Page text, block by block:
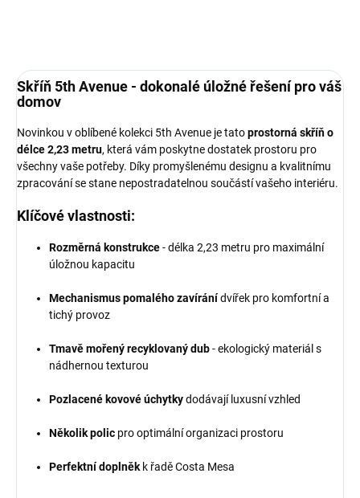
Skříň 5th Avenue - dokonalé úložné řešení pro váš
domov
Novinkou v oblíbené kolekci 5th Avenue je tatoprostorná skříň o
délce 2,23 metru, která vám poskytne dostatek prostoru pro
všechny vaše potřeby. Díky promyšlenému designu a kvalitnímu
zpracování se stane nepostradatelnou součástí vašeho interiéru.
Klíčové vlastnosti:
Rozměrná konstrukce- délka 2,23 metru pro maximální
úložnou kapacitu
Mechanismus pomalého zavíránídvířek pro komfortní a
tichý provoz
Tmavě mořený recyklovaný dub- ekologický materiál s
nádhernou texturou
Pozlacené kovové úchytkydodávají luxusní vzhled
Několik polic pro optimální organizaci prostoru
Perfektní doplněk k řadě Costa Mesa